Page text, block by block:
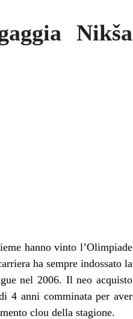
Nikša
hanno vinto l’Olimpiade
ha sempre indossato la
nel 2006. Il neo acquisto
4 anni comminata per aver
clou della stagione.